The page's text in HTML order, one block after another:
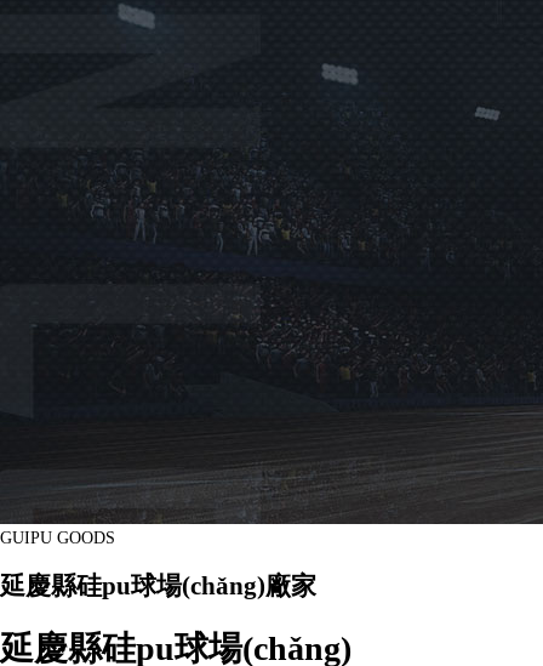
GUIPU GOODS
延慶縣硅pu球場(chǎng)廠家
延慶縣硅pu球場(chǎng)